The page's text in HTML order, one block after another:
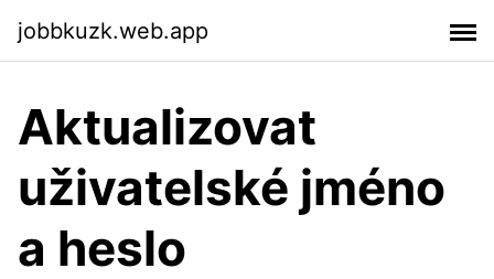
jobbkuzk.web.app
Aktualizovat
uživatelské jméno
a heslo